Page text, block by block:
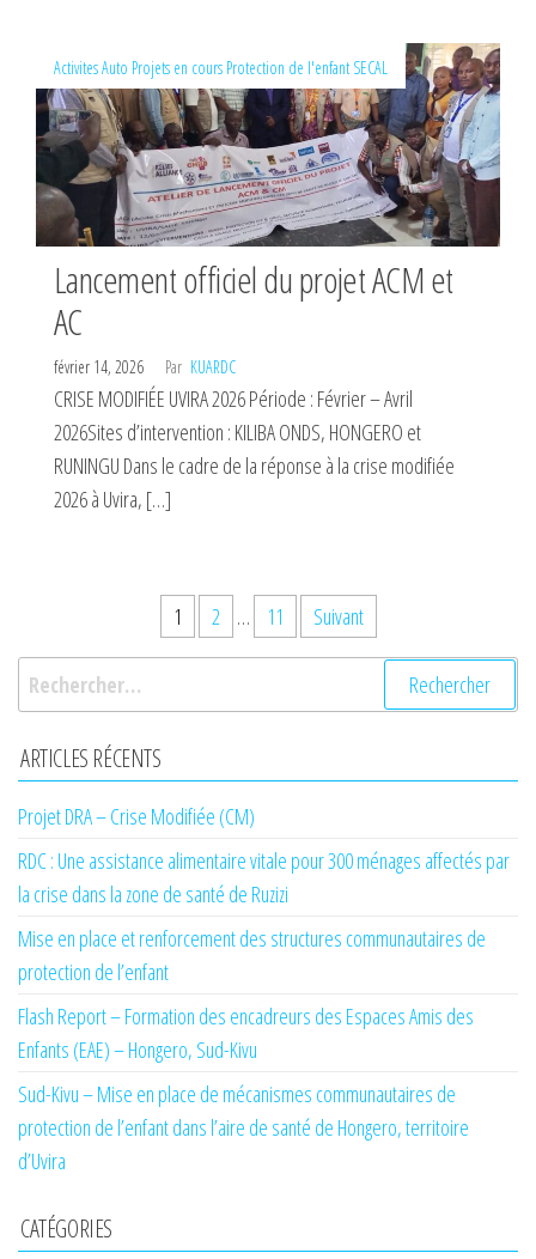
ActivitesAuto Projets en cours Protection de l'enfant SECAL
Lancement officiel du projet ACM et
AC
février 14, 2026 Par KUARDC
CRISE MODIFIÉE UVIRA 2026 Période : Février – Avril
2026Sites d’intervention : KILIBA ONDS, HONGERO et
RUNINGU Dans le cadre de la réponse à la crise modifiée
2026 à Uvira, […]
des
publications
1 2 … 11
Suivant
Rechercher :
ARTICLES RÉCENTS
Projet DRA – Crise Modifiée (CM)
RDC : Une assistance alimentaire vitale pour 300 ménages affectés par
la crise dans la zone de santé de Ruzizi
Mise en place et renforcement des structures communautaires de
protection de l’enfant
Flash Report – Formation des encadreurs des Espaces Amis des
Enfants (EAE) – Hongero, Sud-Kivu
Sud-Kivu – Mise en place de mécanismes communautaires de
protection de l’enfant dans l’aire de santé de Hongero, territoire
d’Uvira
CATÉGORIES